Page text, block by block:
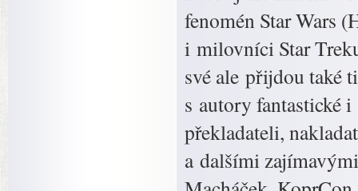
fenomén Star Wars
i milovníci Star
své ale přijdou také
s autory fantastické
překladateli,
a dalšími